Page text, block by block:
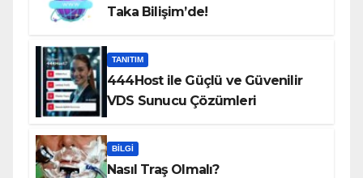
Taka Bilişim’de!
TANITIM
444Host ile Güçlü ve Güvenilir
VDS Sunucu Çözümleri
BILGI
Nasıl Traş Olmalı?